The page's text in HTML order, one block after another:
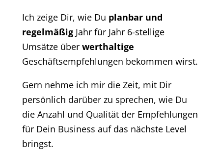
Ich zeige Dir, wie Du planbar und
regelmäßigJahr für Jahr 6-stellige
Umsätze über werthaltige
Geschäftsempfehlungen bekommen wirst.
Gern nehme ich mir die Zeit, mit Dir
persönlich darüber zu sprechen, wie Du
die Anzahl und Qualität der Empfehlungen
für Dein Business auf das nächste Level
bringst.